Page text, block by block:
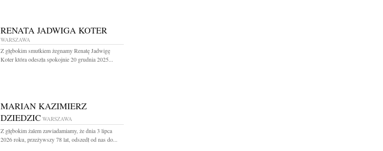
RENATA JADWIGA KOTER
WARSZAWA
Z głębokim smutkiem żegnamy Renatę Jadwigę
Koter która odeszła spokojnie 20 grudnia 2025...
MARIAN KAZIMIERZ
DZIEDZIC WARSZAWA
Z głębokim żalem zawiadamiamy, że dnia 3 lipca
2026 roku, przeżywszy 78 lat, odszedł od nas do...